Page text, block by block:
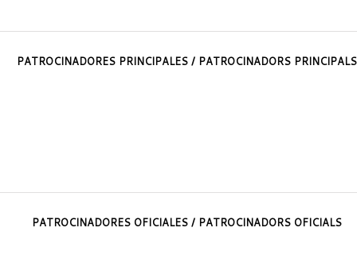
PATROCINADORES PRINCIPALES / PATROCINADORS PRINCIPALS
PATROCINADORES OFICIALES / PATROCINADORS OFICIALS